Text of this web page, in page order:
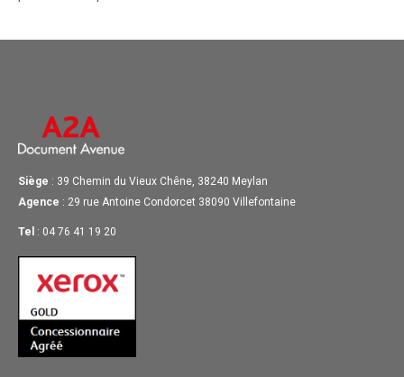
Siège : 39 Chemin du Vieux Chêne, 38240 Meylan
Agence : 29 rue Antoine Condorcet 38090 Villefontaine
Tel : 04 76 41 19 20